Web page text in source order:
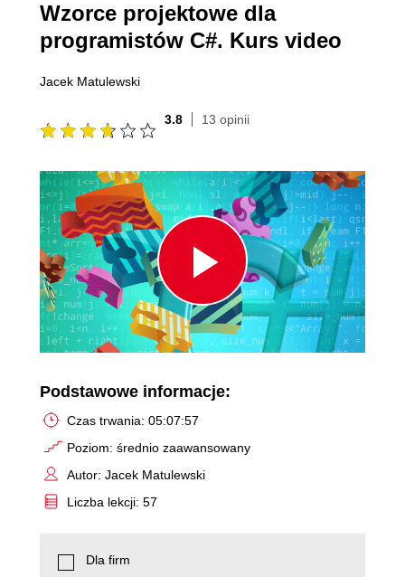
Wzorce projektowe dla
programistów C#. Kurs video
Jacek Matulewski
3.8 13 opinii
Play
Video
Podstawowe informacje:
Czas trwania: 05:07:57
Poziom: średnio zaawansowany
Autor: Jacek Matulewski
Liczba lekcji: 57
Dla firm